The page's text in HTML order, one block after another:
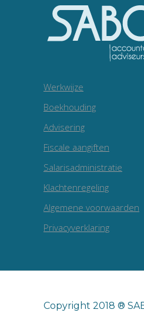
Werkwijze
Boekhouding
Advisering
Fiscale aangiften
Salarisadministratie
Klachtenregeling
Algemene voorwaarden
Privacyverklaring
Copyright 2018 ®